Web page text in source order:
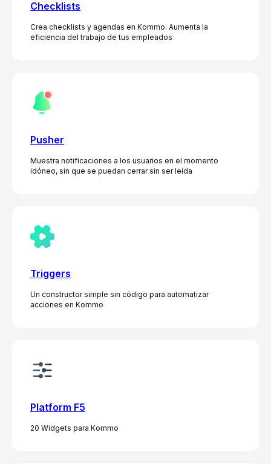
Checklists
Crea checklists y agendas en Kommo. Aumenta la
eficiencia del trabajo de tus empleados
Pusher
Muestra notificaciones a los usuarios en el momento
idóneo, sin que se puedan cerrar sin ser leída
Triggers
Un constructor simple sin código para automatizar
acciones en Kommo
Platform F5
20 Widgets para Kommo